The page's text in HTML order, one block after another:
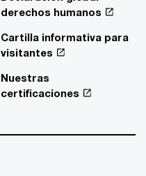
derechos humanos
Cartilla informativa para
visitantes
Nuestras
certificaciones